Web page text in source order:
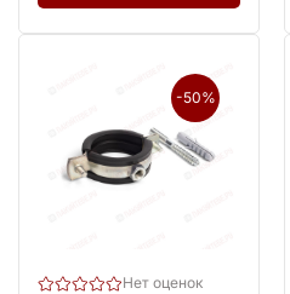
-50%
Нет оценок